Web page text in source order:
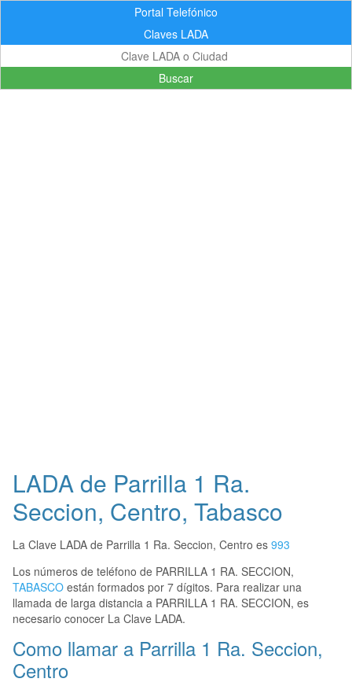
Portal Telefónico
Claves LADA
Buscar
LADA de Parrilla 1 Ra.
Seccion, Centro, Tabasco
La Clave LADA de Parrilla 1 Ra. Seccion, Centro es 993
Los números de teléfono de PARRILLA 1 RA. SECCION,
TABASCO están formados por 7 dígitos. Para realizar una
llamada de larga distancia a PARRILLA 1 RA. SECCION, es
necesario conocer La Clave LADA.
Como llamar a Parrilla 1 Ra. Seccion,
Centro